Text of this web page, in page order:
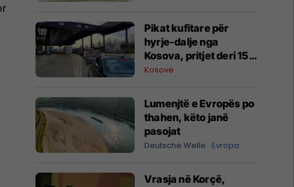
​Pikat kufitare për
hyrje-dalje nga
Kosova, pritjet deri 15
minuta
Kosovë
Lumenjtë e Evropës po
thahen, këto janë
pasojat
Deutsche Welle Evropa
Vrasja në Korçë,